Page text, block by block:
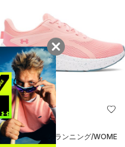
UAアシェンド（ランニング/WOME